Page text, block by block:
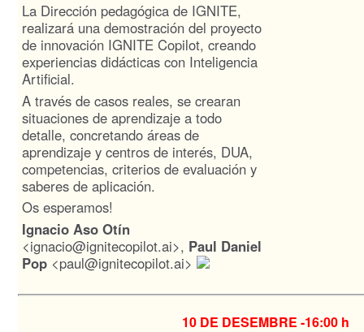
La Dirección pedagógica de IGNITE,
realizará una demostración del proyecto
de innovación IGNITE Copilot, creando
experiencias didácticas con Inteligencia
Artificial.
A través de casos reales, se crearan
situaciones de aprendizaje a todo
detalle, concretando áreas de
aprendizaje y centros de interés, DUA,
competencias, criterios de evaluación y
saberes de aplicación.
Os esperamos!
Ignacio Aso Otín
<ignacio@ignitecopilot.ai>, Paul Daniel
Pop<paul@ignitecopilot.ai>
10 DE DESEMBRE -16:00 h